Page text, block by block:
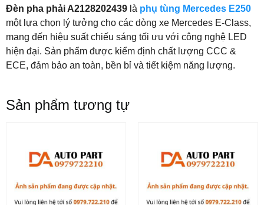
Đèn pha phải A2128202439 là phụ tùng Mercedes E250
một lựa chọn lý tưởng cho các dòng xe Mercedes E-Class,
mang đến hiệu suất chiếu sáng tối ưu với công nghệ LED
hiện đại. Sản phẩm được kiểm định chất lượng CCC &
ECE, đảm bảo an toàn, bền bỉ và tiết kiệm năng lượng.
Sản phẩm tương tự